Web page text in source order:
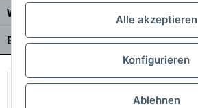
Wo Sie uns finden
Bezahlung & Versand
Alle akzeptieren
Konfigurieren
Ablehnen